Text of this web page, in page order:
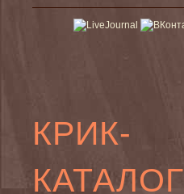
КРИК-
КАТАЛОГ